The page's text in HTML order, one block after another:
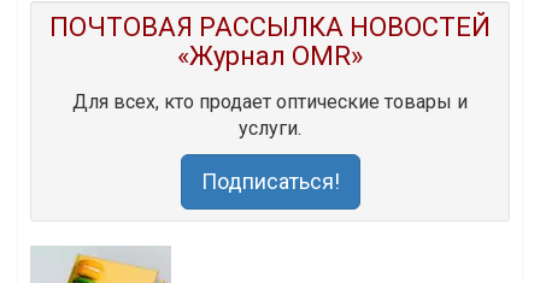
ПОЧТОВАЯ РАССЫЛКА НОВОСТЕЙ
«Журнал OMR»
Для всех, кто продает оптические товары и
услуги.
Подписаться!